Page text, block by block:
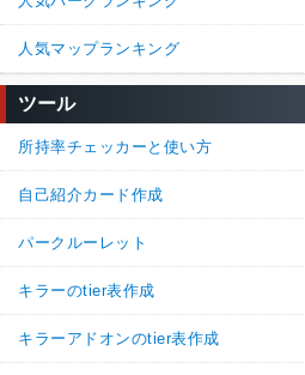
人気マップランキング
ツール
所持率チェッカーと使い方
自己紹介カード作成
パークルーレット
キラーのtier表作成
キラーアドオンのtier表作成